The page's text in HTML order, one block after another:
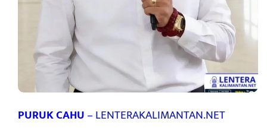
PURUK CAHU–LENTERAKALIMANTAN.NET